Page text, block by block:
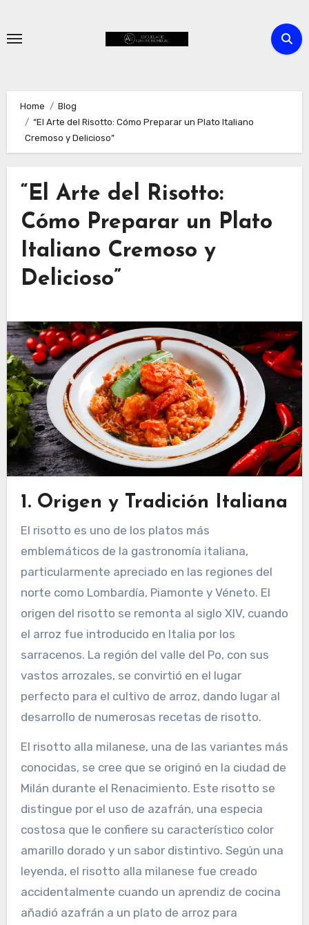
content
Home
Blog
“El Arte del Risotto: Cómo Preparar un Plato Italiano
Cremoso y Delicioso”
“El Arte del Risotto:
Cómo Preparar un Plato
Italiano Cremoso y
Delicioso”
1. Origen y Tradición Italiana
El risotto es uno de los platos más
emblemáticos de la gastronomía italiana,
particularmente apreciado en las regiones del
norte como Lombardía, Piamonte y Véneto. El
origen del risotto se remonta al siglo XIV, cuando
el arroz fue introducido en Italia por los
sarracenos. La región del valle del Po, con sus
vastos arrozales, se convirtió en el lugar
perfecto para el cultivo de arroz, dando lugar al
desarrollo de numerosas recetas de risotto.
El risotto alla milanese, una de las variantes más
conocidas, se cree que se originó en la ciudad de
Milán durante el Renacimiento. Este risotto se
distingue por el uso de azafrán, una especia
costosa que le confiere su característico color
amarillo dorado y un sabor distintivo. Según una
leyenda, el risotto alla milanese fue creado
accidentalmente cuando un aprendiz de cocina
añadió azafrán a un plato de arroz para